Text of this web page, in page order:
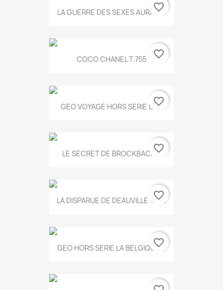
LA GUERRE DES SEXES AURA T...
favorite_border
COCO CHANEL T.755 favorite_border
GEO VOYAGE HORS SERIE LA...
favorite_border
LE SECRET DE BROCKBACK...
favorite_border
LA DISPARUE DE DEAUVILLE T.551
favorite_border
GEO HORS SERIE LA BELGIQUE...
favorite_border